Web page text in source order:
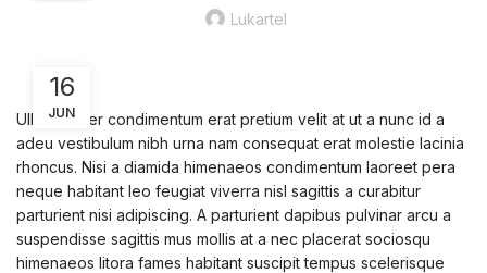
Lukartel
16
JUN
Ullamcorper condimentum erat pretium velit at ut a nunc id a
adeu vestibulum nibh urna nam consequat erat molestie lacinia
rhoncus. Nisi a diamida himenaeos condimentum laoreet pera
neque habitant leo feugiat viverra nisl sagittis a curabitur
parturient nisi adipiscing. A parturient dapibus pulvinar arcu a
suspendisse sagittis mus mollis at a nec placerat sociosqu
himenaeos litora fames habitant suscipit tempus scelerisque